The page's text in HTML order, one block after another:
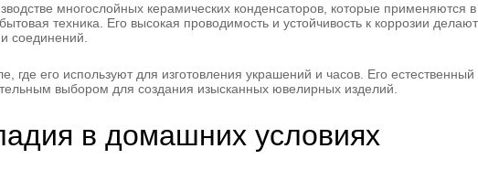
многослойных керамических конденсаторов, которые применяются
техника. Его высокая проводимость и устойчивость к коррозии
соединений.
его используют для изготовления украшений и часов. Его
выбором для создания изысканных ювелирных изделий.
в домашних условиях